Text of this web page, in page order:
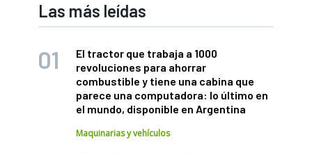
Las más leídas
El tractor que trabaja a 1000
revoluciones para ahorrar
combustible y tiene una cabina que
parece una computadora: lo último en
el mundo, disponible en Argentina
Maquinarias y vehículos